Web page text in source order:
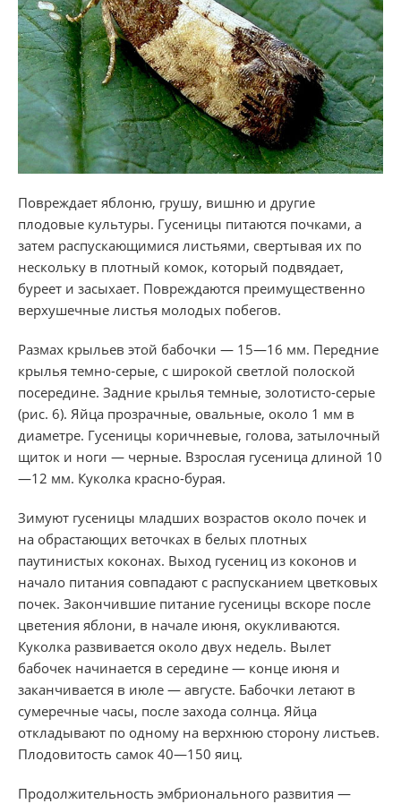
Повреждает яблоню, грушу, вишню и другие
плодовые культуры. Гусеницы питаются почками, а
затем распускающимися листьями, свертывая их по
нескольку в плотный комок, который подвядает,
буреет и засыхает. Повреждаются преимущественно
верхушечные листья молодых побегов.
Размах крыльев этой бабочки — 15—16 мм. Передние
крылья темно-серые, с широкой светлой полоской
посередине. Задние крылья темные, золотисто-серые
(рис. 6). Яйца прозрачные, овальные, около 1 мм в
диаметре. Гусеницы коричневые, голова, затылочный
щиток и ноги — черные. Взрослая гусеница длиной 10
—12 мм. Куколка красно-бурая.
Зимуют гусеницы младших возрастов около почек и
на обрастающих веточках в белых плотных
паутинистых коконах. Выход гусениц из коконов и
начало питания совпадают с распусканием цветковых
почек. Закончившие питание гусеницы вскоре после
цветения яблони, в начале июня, окукливаются.
Куколка развивается около двух недель. Вылет
бабочек начинается в середине — конце июня и
заканчивается в июле — августе. Бабочки летают в
сумеречные часы, после захода солнца. Яйца
откладывают по одному на верхнюю сторону листьев.
Плодовитость самок 40—150 яиц.
Продолжительность эмбрионального развития —